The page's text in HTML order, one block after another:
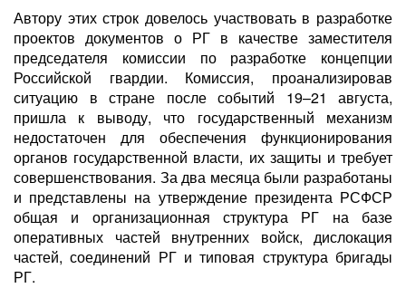
Автору этих строк довелось участвовать в разработке
проектов документов о РГ в качестве заместителя
председателя комиссии по разработке концепции
Российской гвардии. Комиссия, проанализировав
ситуацию в стране после событий 19–21 августа,
пришла к выводу, что государственный механизм
недостаточен для обеспечения функционирования
органов государственной власти, их защиты и требует
совершенствования. За два месяца были разработаны
и представлены на утверждение президента РСФСР
общая и организационная структура РГ на базе
оперативных частей внутренних войск, дислокация
частей, соединений РГ и типовая структура бригады
РГ.